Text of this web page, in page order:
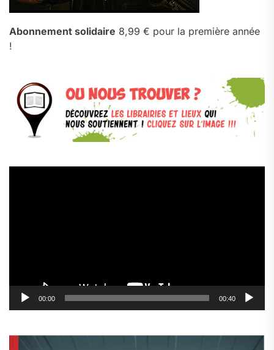
Abonnement solidaire 8,99 € pour la première année
!
00:00 00:40